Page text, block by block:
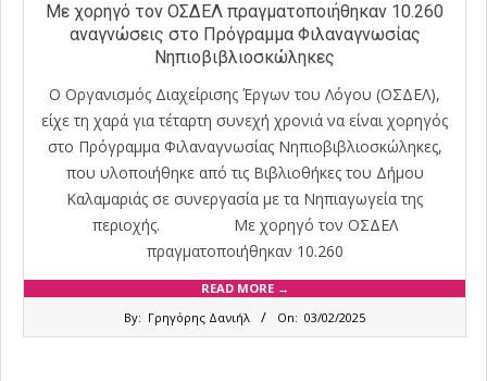
Με χορηγό τον ΟΣΔΕΛ πραγματοποιήθηκαν 10.260
αναγνώσεις στο Πρόγραμμα Φιλαναγνωσίας
Νηπιοβιβλιοσκώληκες
Ο Οργανισμός Διαχείρισης Έργων του Λόγου (ΟΣΔΕΛ),
είχε τη χαρά για τέταρτη συνεχή χρονιά να είναι χορηγός
στο Πρόγραμμα Φιλαναγνωσίας Νηπιοβιβλιοσκώληκες,
που υλοποιήθηκε από τις Βιβλιοθήκες του Δήμου
Καλαμαριάς σε συνεργασία με τα Νηπιαγωγεία της
περιοχής. Με χορηγό τον ΟΣΔΕΛ
πραγματοποιήθηκαν 10.260
READ MORE →
By: Γρηγόρης Δανιήλ On: 03/02/2025